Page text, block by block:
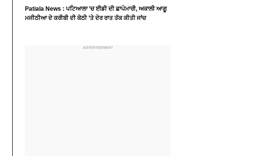
Patiala News : ਪਟਿਆਲਾ ’ਚ ਈਡੀ ਦੀ ਛਾਪੇਮਾਰੀ, ਅਕਾਲੀ ਆਗੂ
ਮਜੀਠੀਆ ਦੇ ਕਰੀਬੀ ਦੀ ਕੋਠੀ ’ਤੇ ਦੇਰ ਰਾਤ ਤੱਕ ਕੀਤੀ ਜਾਂਚ